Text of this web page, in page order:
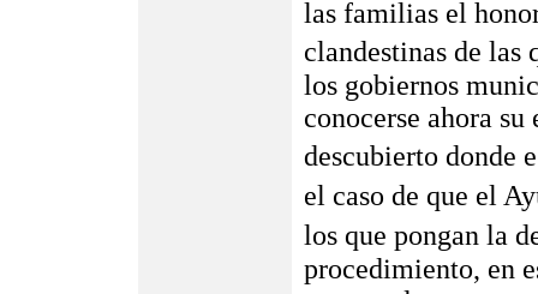
las familias el
clandestinas de las
los gobiernos
conocerse ahora
descubierto donde
el caso de que el
los que pongan la
procedimiento, en